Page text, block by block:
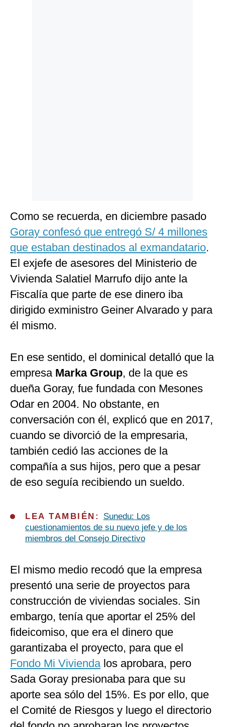
Como se recuerda, en diciembre pasado
Goray confesó que entregó S/ 4 millones
que estaban destinados al exmandatario.
El exjefe de asesores del Ministerio de
Vivienda Salatiel Marrufo dijo ante la
Fiscalía que parte de ese dinero iba
dirigido exministro Geiner Alvarado y para
él mismo.
En ese sentido, el dominical detalló que la
empresa Marka Group, de la que es
dueña Goray, fue fundada con Mesones
Odar en 2004. No obstante, en
conversación con él, explicó que en 2017,
cuando se divorció de la empresaria,
también cedió las acciones de la
compañía a sus hijos, pero que a pesar
de eso seguía recibiendo un sueldo.
LEA TAMBIÉN: Sunedu: Los
cuestionamientos de su nuevo jefe y de los
miembros del Consejo Directivo
El mismo medio recodó que la empresa
presentó una serie de proyectos para
construcción de viviendas sociales. Sin
embargo, tenía que aportar el 25% del
fideicomiso, que era el dinero que
garantizaba el proyecto, para que el
Fondo Mi Viviendalos aprobara, pero
Sada Goray presionaba para que su
aporte sea sólo del 15%. Es por ello, que
el Comité de Riesgos y luego el directorio